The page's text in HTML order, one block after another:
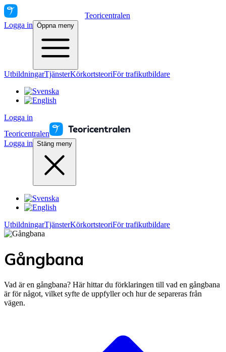
Teoricentralen
Logga in Öppna meny
UtbildningarTjänsterKörkortsteoriFör trafikutbildare
Logga in
Teoricentralen
Logga in Stäng meny
UtbildningarTjänsterKörkortsteoriFör trafikutbildare
Gångbana
Vad är en gångbana? Här hittar du förklaringen till vad en gångbana
är för något, vilket syfte de uppfyller och hur de separeras från
vägen.